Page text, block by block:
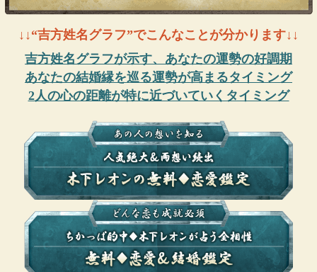
↓↓“吉方姓名グラフ”でこんなことが分かります↓↓
吉方姓名グラフが示す、あなたの運勢の好調期
あなたの結婚縁を巡る運勢が高まるタイミング
2人の心の距離が特に近づいていくタイミング